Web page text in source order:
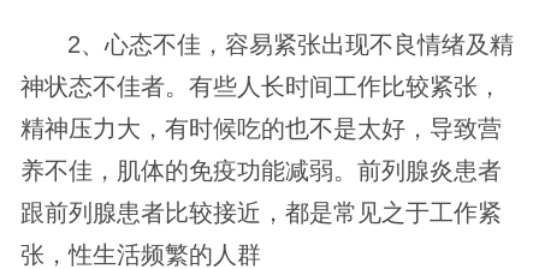
2、心态不佳，容易紧张出现不良情绪及精
神状态不佳者。有些人长时间工作比较紧张，
精神压力大，有时候吃的也不是太好，导致营
养不佳，肌体的免疫功能减弱。前列腺炎患者
跟前列腺患者比较接近，都是常见之于工作紧
张，性生活频繁的人群